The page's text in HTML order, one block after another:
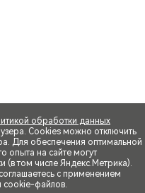
обработки данных
Cookies можно отключить
Для обеспечения оптимальной
опыта на сайте могут
(в том числе Яндекс.Метрика).
с применением
cookie-файлов.